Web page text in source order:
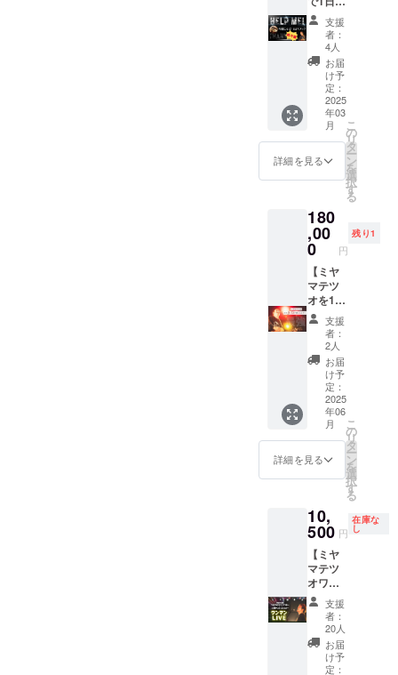
とも可
能で
す！
※2025
年2月後
半開催
予定 ※
パー
ティー
当日、
の皆様
にスポ
名前を
お伝え
させて
す ※日
程が確
定致し
ました
らご連
絡いた
します
※現地ま
での旅
費交通
費はご
自身に
担くだ
さいま
い味わ
いのこ
だわり
スープ
をお楽
しみく
ださ
い。 お
店の味
を、ご
自宅で
も、大
して
も、ぜ
ひご堪
能くだ
さいま
せ。
※2025
年2月以
降順次
発送 ※
送料込
みです
※原材料
及び添
加物等
の食品
表示は
お届け
されま
す。 商
前には
必ずお
届けの
リター
ンに貼
付され
たラベ
ルや注
タッフ
として
ミヤマ
テツオ
を助け
られる
権利
③】 み
んなな
んでそ
んなに
働きた
いんで
か？！
と思う
ほど即
完売す
るス
タッフ
権を
再々販
させて
頂きま
す！！
今帰仁
そばで
働いて
いただ
き、何
もでき
ないミ
ヤマテ
ツオを
くださ
い。 特
典）1.
『今帰
仁そば
スタッ
フTシャ
ツ』を
支給し
ます。
2. まか
支援
者：
4人
お届
け予
定：
2025
年03
月
詳細を見る
こ
の
リ
タ
ー
ン
を
選
択
す
る
180
,00
0 円
残り1
【ミヤ
マテツ
オを1日
雇える
権利】
あなた
の会社
で、あ
なたの
お店
で、あ
なたの
イベン
トで、
ミヤマ
テツオ
馬のよ
うに働
きま
す！！
※提供時
期は
2025年
6月以降
となり
ます ※
有効期
限2025
支援
者：
2人
お届
け予
定：
2025
年06
月
詳細を見る
こ
の
リ
タ
ー
ン
を
選
択
す
る
10,
500 円
在庫な
し
【ミヤ
マテツ
オワン
マン
LIVE参
加権】
たっぷ
り4時
間！ワ
支援
者：
20人
お届
け予
定：